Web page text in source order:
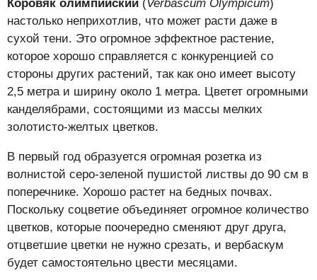
Коровяк олимпийский ( Verbascum Olympicum)
настолько неприхотлив, что может расти даже в
сухой тени. Это огромное эффектное растение,
которое хорошо справляется с конкуренцией со
стороны других растений, так как оно имеет высоту
2,5 метра и ширину около 1 метра. Цветет огромными
канделябрами, состоящими из массы мелких
золотисто-желтых цветков.
В первый год образуется огромная розетка из
волнистой серо-зеленой пушистой листвы до 90 см в
поперечнике. Хорошо растет на бедных почвах.
Поскольку соцветие объединяет огромное количество
цветков, которые поочередно сменяют друг друга,
отцветшие цветки не нужно срезать, и вербаскум
будет самостоятельно цвести месяцами.